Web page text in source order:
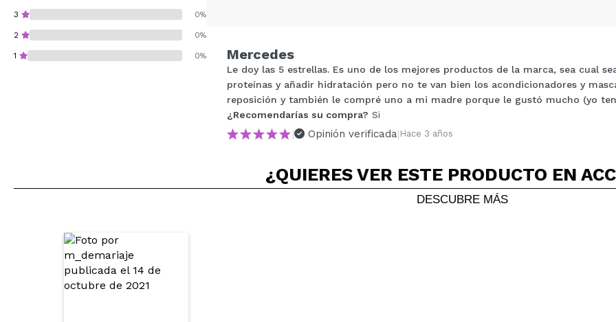
3 0%
2 0%
1 0%
Compartir un vídeo o una foto
Tu vídeo podría ser el primero. Imagínatelo...
¿Recomendarías su compra? Si No
ENVIAR
Mercedes
Le doy las 5 estrellas. Es uno de los mejores productos de la marca, sea cual
proteínas y añadir hidratación pero no te van bien los acondicionadores y
reposición y también le compré uno a mi madre porque le gustó mucho (yo
¿Recomendarías su compra? Si
|
Opinión verificada| Hace 3 años
¿QUIERES VER ESTE PRODUCTO EN
DESCUBRE MÁS